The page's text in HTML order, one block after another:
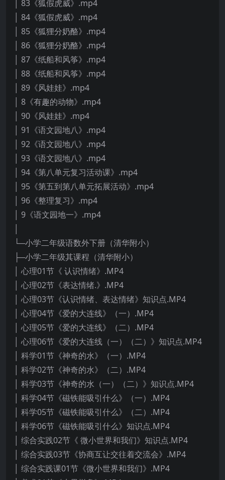
│ 83《狐假虎威》.mp4
│ 84《狐假虎威》.mp4
│ 85《狐狸分奶酪》.mp4
│ 86《狐狸分奶酪》.mp4
│ 87《纸船和风筝》.mp4
│ 88《纸船和风筝》.mp4
│ 89《风娃娃》.mp4
│ 8《有趣的动物》.mp4
│ 90《风娃娃》.mp4
│ 91《语文园地八》.mp4
│ 92《语文园地八》.mp4
│ 93《语文园地八》.mp4
│ 94《第八单元复习活动课》.mp4
│ 95《第五到第八单元拓展活动》.mp4
│ 96《整理复习》.mp4
│ 9《语文园地一》.mp4
└─小学二年级语数外下册（清华附小）
├─小学二年级其课程（清华附小）
│ 心理01节《 认识情绪》.MP4
│ 心理02节《表达情绪.》.MP4
│ 心理03节《认识情绪、表达情绪》知识点.MP4
│ 心理04节《爱的大连线》（一）.MP4
│ 心理05节《爱的大连线》（二）.MP4
│ 心理06节《爱的大连线（一）（二）》知识点.MP4
│ 科学01节《神奇的水》（一）.MP4
│ 科学02节《神奇的水》（二）.MP4
│ 科学03节《神奇的水（一）（二）》知识点.MP4
│ 科学04节《磁铁能吸引什么》（一）.MP4
│ 科学05节《磁铁能吸引什么》（二）.MP4
│ 科学06节《磁铁能吸引什么》知识点.MP4
│ 综合实践02节《 微小世界和我们》知识点.MP4
│ 综合实践03节《协商互让交往着交流会》.MP4
│ 综合实践课01节《微小世界和我们》.MP4